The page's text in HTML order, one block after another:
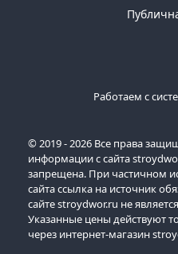
Работаем с
© 2019 - 2026 Все права
информации с сайта
запрещена. При частичном
сайта ссылка на источник
сайте stroydwor.ru не
Указанные цены действуют
через интернет-магазин